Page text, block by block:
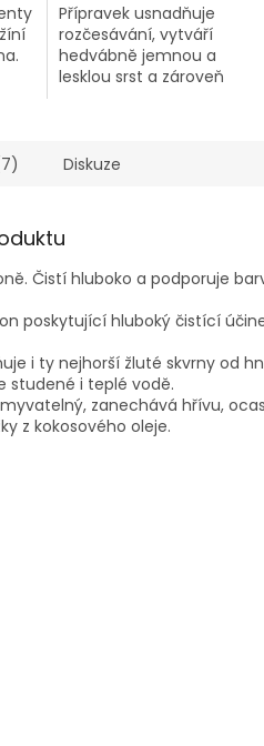
Přípravek usnadňuje
rozčesávání, vytváří
hedvábně jemnou a
lesklou srst a zároveň
Diskuze
Čistí hluboko a podporuje
poskytující hluboký čistící
i ty nejhorší žluté skvrny od
studené i teplé vodě.
zanechává hřívu,
z kokosového oleje.